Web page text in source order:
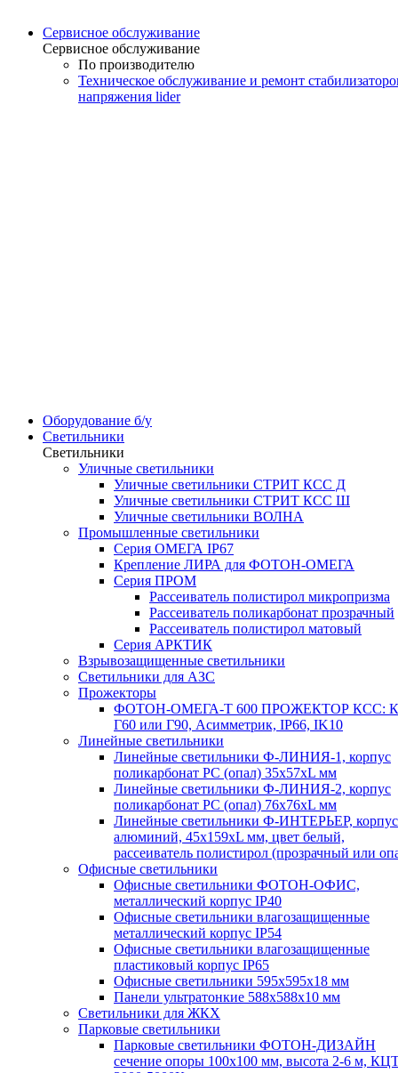
Сервисное обслуживание
Сервисное обслуживание
По производителю
Техническое обслуживание и ремонт
напряжения lider
Оборудование б/у
Светильники
Светильники
Уличные светильники
Уличные светильники СТРИТ КСС Д
Уличные светильники СТРИТ КСС Ш
Уличные светильники ВОЛНА
Промышленные светильники
Серия ОМЕГА IP67
Крепление ЛИРА для ФОТОН-ОМЕГА
Серия ПРОМ
Рассеиватель полистирол микропризма
Рассеиватель поликарбонат прозрачный
Рассеиватель полистирол матовый
Серия АРКТИК
Взрывозащищенные светильники
Светильники для АЗС
Прожекторы
ФОТОН-ОМЕГА-Т 600 ПРОЖЕКТОР КСС:
Г60 или Г90, Асимметрик, IP66, IK10
Линейные светильники
Линейные светильники Ф-ЛИНИЯ-1, корпус
поликарбонат РС (опал) 35х57хL мм
Линейные светильники Ф-ЛИНИЯ-2, корпус
поликарбонат РС (опал) 76х76хL мм
Линейные светильники Ф-ИНТЕРЬЕР, корпус
алюминий, 45х159хL мм, цвет белый,
рассеиватель полистирол (прозрачный или
Офисные светильники
Офисные светильники ФОТОН-ОФИС,
металлический корпус IP40
Офисные светильники влагозащищенные
металлический корпус IP54
Офисные светильники влагозащищенные
пластиковый корпус IP65
Офисные светильники 595х595х18 мм
Панели ультратонкие 588х588х10 мм
Светильники для ЖКХ
Парковые светильники
Парковые светильники ФОТОН-ДИЗАЙН
сечение опоры 100х100 мм, высота 2-6 м,